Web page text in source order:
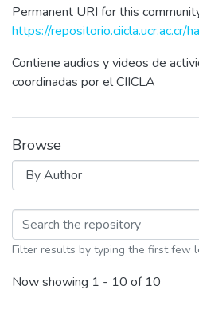
Permanent URI for this
https://
Contiene audios y videos de
coordinadas por el CIICLA
Browse
Browsing
Filter results by typing the first few
Now showing 1 - 10 of 10